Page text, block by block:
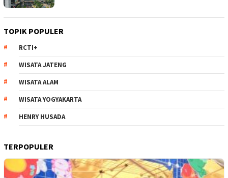
TOPIK POPULER
RCTI+
WISATA JATENG
WISATA ALAM
WISATA YOGYAKARTA
HENRY HUSADA
TERPOPULER